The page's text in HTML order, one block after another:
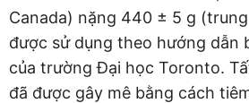
Canada) nặng 440 ± 5 g
được sử dụng theo hướng dẫn
của trường Đại học Toronto.
đã được gây mê bằng cách